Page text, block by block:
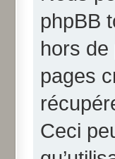
phpBB
hors
pages
Ceci